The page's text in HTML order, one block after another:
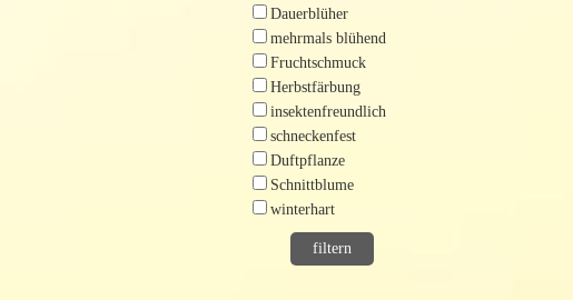
Dauerblüher
mehrmals blühend
Fruchtschmuck
Herbstfärbung
insektenfreundlich
schneckenfest
Duftpflanze
Schnittblume
winterhart